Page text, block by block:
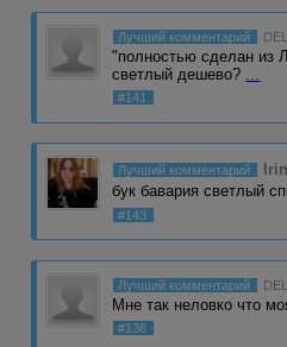
Лучший комментарий
"полностью сделан из
светлый дешево?
#141
Лучший комментарий
бук бавария светлый
#143
Лучший комментарий
Мне так неловко что
#136